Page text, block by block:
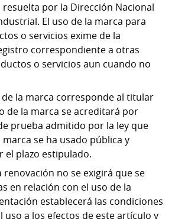
resuelta por la Dirección Nacional
El uso de la marca para
o servicios exime de la
correspondiente a otras
o servicios aun cuando no
la marca corresponde al titular
de la marca se acreditará por
prueba admitido por la ley que
se ha usado pública y
el plazo estipulado.
renovación no se exigirá que se
en relación con el uso de la
establecerá las condiciones
uso a los efectos de este artículo y